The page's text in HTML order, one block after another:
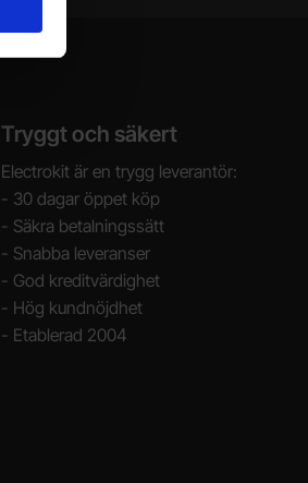
Tryggt och säkert
Electrokit är en trygg leverantör:
- 30 dagar öppet köp
- Säkra betalningssätt
- Snabba leveranser
- God kreditvärdighet
- Hög kundnöjdhet
- Etablerad 2004